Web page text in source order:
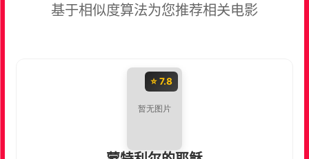
基于相似度算法为您推荐相关电影
⭐ 7.8